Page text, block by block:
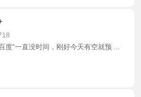
度”一直没时间，刚好今天有空就预 ...